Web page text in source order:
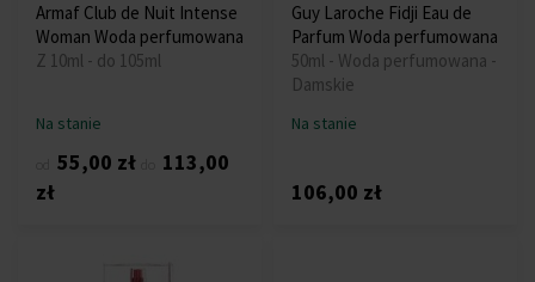
Armaf Club de Nuit Intense
Woman Woda perfumowana
Z 10ml - do 105ml
Na stanie
55,00 zł
113,00
zł
Guy Laroche Fidji Eau de
Parfum Woda perfumowana
50ml - Woda perfumowana -
Damskie
Na stanie
106,00 zł